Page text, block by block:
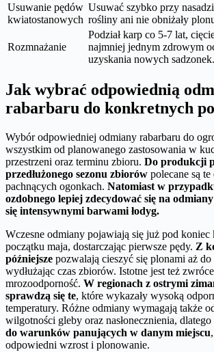
Usuwanie pędów
kwiatostanowych
Usuwać szybko przy
rośliny ani nie obniżały
Rozmnażanie
Podział karp co 5-7 lat,
najmniej jednym zdrowym
uzyskania nowych sadzonek.
Jak wybrać odpowiednią
rabarbaru do konkretnych
Wybór odpowiedniej odmiany rabarbaru do
wszystkim od planowanego zastosowania w
przestrzeni oraz terminu zbioru. Do produkcji
przedłużonego sezonu zbiorów polecane są
pachnących ogonkach. Natomiast w
ozdobnego lepiej zdecydować się na
się intensywnymi barwami łodyg.
Wczesne odmiany pojawiają się już pod koniec
początku maja, dostarczając pierwsze pędy. Z
późniejsze pozwalają cieszyć się plonami aż
wydłużając czas zbiorów. Istotne jest też
mrozoodporność. W regionach z ostrymi
sprawdzą się te, które wykazały wysoką
temperatury. Różne odmiany wymagają także
wilgotności gleby oraz nasłonecznienia, dlatego
do warunków panujących w danym miejscu
odpowiedni wzrost i plonowanie.